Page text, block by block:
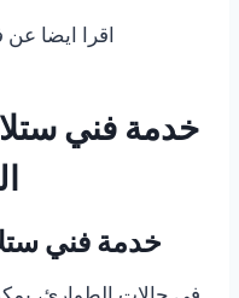
اقرا ايضا
خدمة فني
خدمة فني